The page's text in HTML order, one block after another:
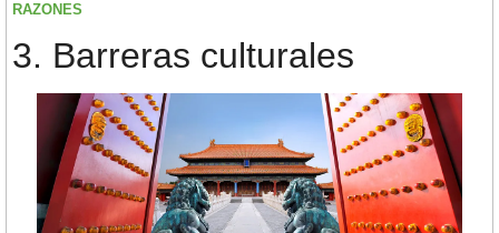
RAZONES
3.	Barreras culturales